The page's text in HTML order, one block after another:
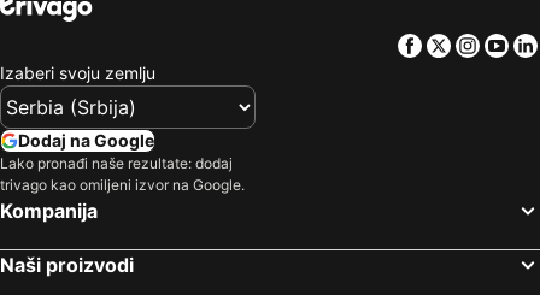
Facebook
Twitter
Izaberi svoju zemlju
Dodaj na Google
Lako pronađi naše rezultate: dodaj
trivago kao omiljeni izvor na Google.
Kompanija
Naši proizvodi